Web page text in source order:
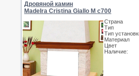
Дровяной камин
MadeIra Cristina Giallo M c700
Страна
Тип
Тип
Материал
Цвет
Наличие: